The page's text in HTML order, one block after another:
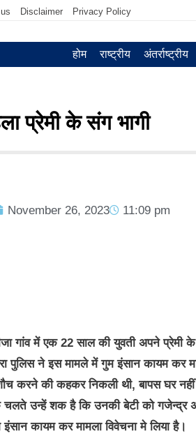
Disclaimer Privacy Policy
होम राष्ट्रीय अंतर्राष्ट्रीय
प्रेमी के संग भागी
November 26, 2023 11:09 pm
गांव में एक 22 साल की युवती अपने
पुलिस ने इस मामले में गुम इंसान कायम कर
करने की कहकर निकली थी, बापस घर
उन्हें शक है कि उनकी बेटी को गजेन्द्र
कायम कर मामला विवेचना मे लिया है।